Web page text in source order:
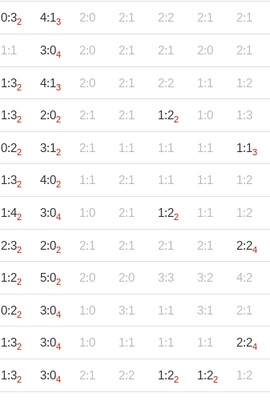
0:32 4:13 2:0 2:1 2:2 2:1 2:1
1:1 3:04 2:0 2:1 2:1 2:0 2:1
1:32 4:13 2:0 2:1 2:2 1:1 1:2
1:32 2:02 2:1 2:1 1:22 1:0 1:3
0:22 3:12 2:1 1:1 1:1 1:1 1:13
1:32 4:02 1:1 2:1 1:1 1:1 1:2
1:42 3:04 1:0 2:1 1:22 1:1 1:2
2:32 2:02 2:1 2:1 2:1 2:1 2:24
1:22 5:02 2:0 2:0 3:3 3:2 4:2
0:22 3:04 1:0 3:1 1:1 3:1 2:1
1:32 3:04 1:0 1:1 1:1 1:1 2:24
1:32 3:04 2:1 2:2 1:22 1:22 1:2